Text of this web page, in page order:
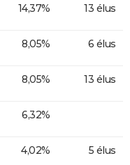
14,37% 13 élus
8,05% 6 élus
8,05% 13 élus
6,32%
4,02% 5 élus